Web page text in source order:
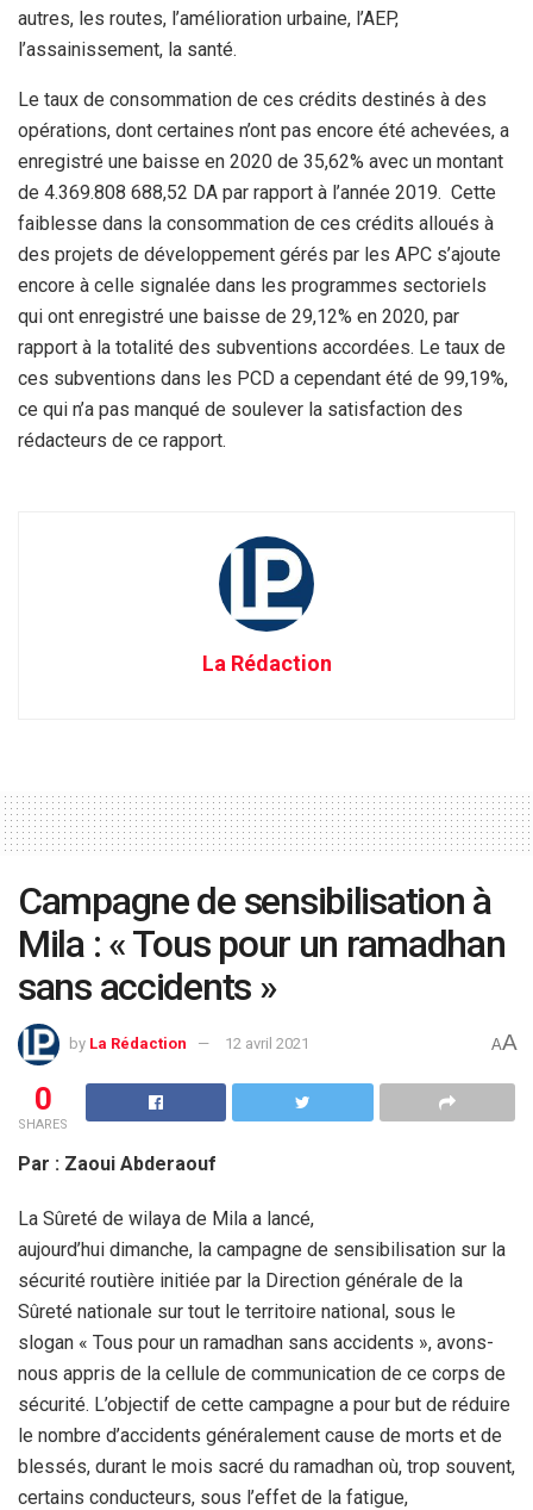
autres, les routes, l’amélioration urbaine, l’AEP,
l’assainissement, la santé.
Le taux de consommation de ces crédits destinés à des
opérations, dont certaines n’ont pas encore été achevées, a
enregistré une baisse en 2020 de 35,62% avec un montant
de 4.369.808 688,52 DA par rapport à l’année 2019. Cette
faiblesse dans la consommation de ces crédits alloués à
des projets de développement gérés par les APC s’ajoute
encore à celle signalée dans les programmes sectoriels
qui ont enregistré une baisse de 29,12% en 2020, par
rapport à la totalité des subventions accordées. Le taux de
ces subventions dans les PCD a cependant été de 99,19%,
ce qui n’a pas manqué de soulever la satisfaction des
rédacteurs de ce rapport.
La Rédaction
Campagne de sensibilisation à
Mila : « Tous pour un ramadhan
sans accidents »
by La Rédaction 12 avril 2021 AA
0
SHARES
Par : Zaoui Abderaouf
La Sûreté de wilaya de Mila a lancé,
aujourd’hui dimanche, la campagne de sensibilisation sur la
sécurité routière initiée par la Direction générale de la
Sûreté nationale sur tout le territoire national, sous le
slogan « Tous pour un ramadhan sans accidents », avons-
nous appris de la cellule de communication de ce corps de
sécurité. L’objectif de cette campagne a pour but de réduire
le nombre d’accidents généralement cause de morts et de
blessés, durant le mois sacré du ramadhan où, trop souvent,
certains conducteurs, sous l’effet de la fatigue,